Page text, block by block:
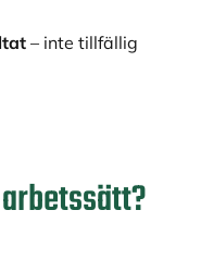
– inte tillfällig